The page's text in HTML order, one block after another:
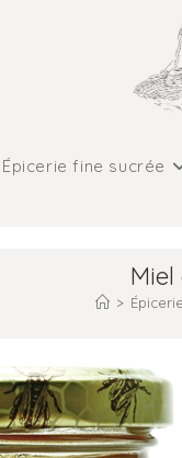
Épicerie fine sucrée
>